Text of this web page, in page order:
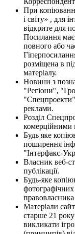
При
і світу» , для
відкрите для
Посилання має
повного або
розміщена в
матеріалу.
Новини з
"Регіони",
реклами.
Розділ
комерційними
Будь яке
поширення
"Інтерфакс-
Власник веб-
публікації.
Будь-яке
фотографічних
Матеріали
старше 21
викликати